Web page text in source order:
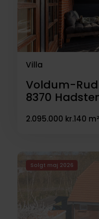
Villa
Voldum-Rud
8370
2.095.000 kr.140 m²
Solgt maj 2026